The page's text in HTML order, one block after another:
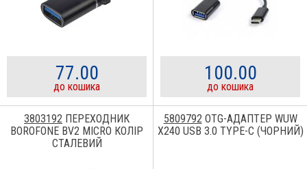
77.00
до кошика
100.00
до кошика
3803192 ПЕРЕХОДНИК
BOROFONE BV2 MICRO КОЛІР
СТАЛЕВИЙ
5809792 OTG-АДАПТЕР WUW
X240 USB 3.0 TYPE-C (ЧОРНИЙ)